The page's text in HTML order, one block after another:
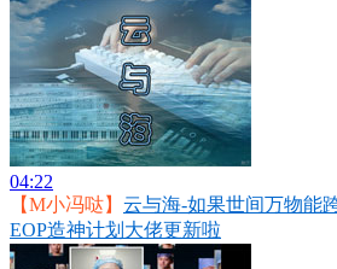
04:22
【M小冯哒】 云与海-如果世间万物能
EOP造神计划大佬更新啦